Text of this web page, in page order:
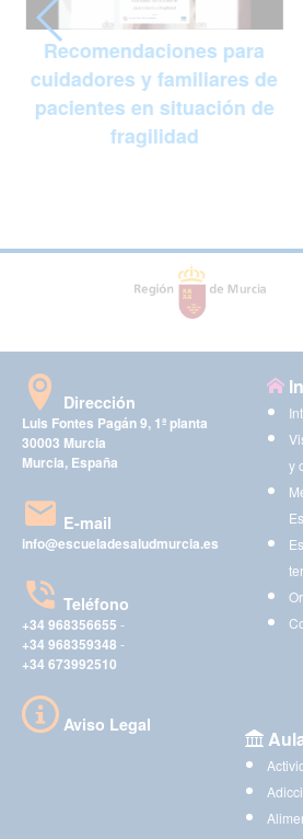
Recomendaciones para
cuidadores y familiares de
pacientes en situación de
fragilidad
Dirección
Luis Fontes Pagán 9, 1ª planta
30003 Murcia
Murcia, España
E-mail
info@escueladesaludmurcia.es
Teléfono
+34 968356655 -
+34 968359348 -
+34 673992510
Aviso Legal
y